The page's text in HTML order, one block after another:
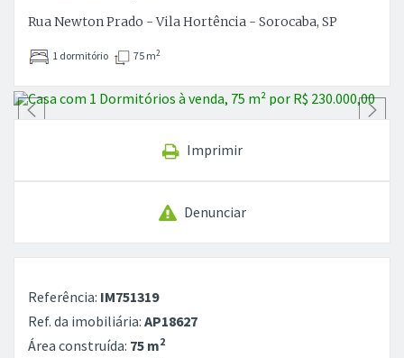
Rua Newton Prado - Vila Hortência - Sorocaba, SP
1 dormitório 75 m2
Anterior
Imprimir
Denunciar
Referência: IM751319
Ref. da imobiliária: AP18627
Área construída: 75 m2